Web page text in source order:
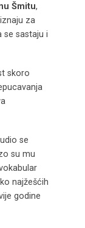
Šmitu,
za
se sastaju i
skoro
se
su mu
najžešćih
godine